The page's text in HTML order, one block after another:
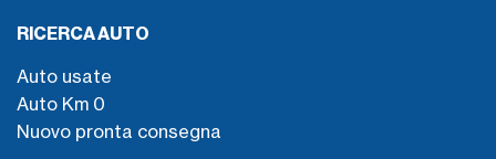
RICERCA AUTO
Auto usate
Auto Km 0
Nuovo pronta consegna